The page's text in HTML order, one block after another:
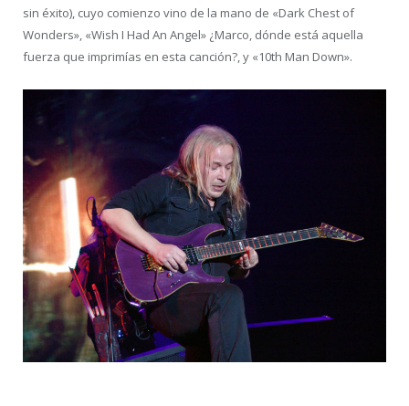
sin éxito), cuyo comienzo vino de la mano de «Dark Chest of
Wonders», «Wish I Had An Angel» ¿Marco, dónde está aquella
fuerza que imprimías en esta canción?, y «10th Man Down».